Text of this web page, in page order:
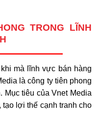
TRONG LĨNH
mà lĩnh vực bán hàng
là công ty tiên phong
Mục tiêu của Vnet Media
tạo lợi thế cạnh tranh cho